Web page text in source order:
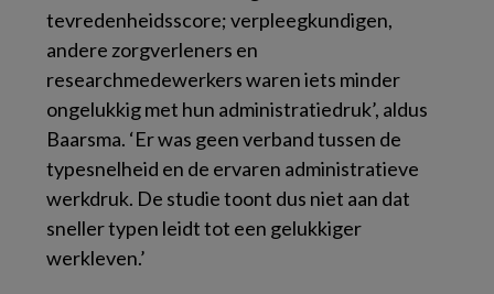
tevredenheidsscore; verpleegkundigen,
andere zorgverleners en
researchmedewerkers waren iets minder
ongelukkig met hun administratiedruk’, aldus
Baarsma. ‘Er was geen verband tussen de
typesnelheid en de ervaren administratieve
werkdruk. De studie toont dus niet aan dat
sneller typen leidt tot een gelukkiger
werkleven.’